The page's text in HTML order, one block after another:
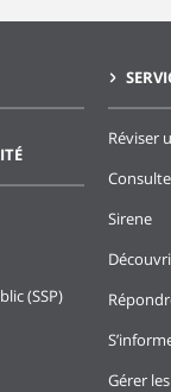
(SSP)
Réviser
Sirene
Gérer